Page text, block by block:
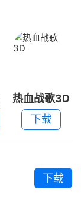
热血战歌3D
下载
下载